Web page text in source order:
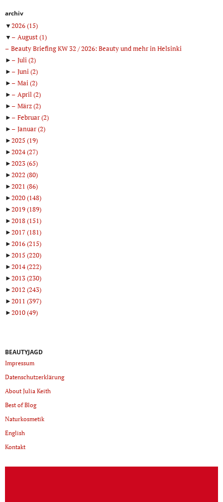
archiv
▼2026(15)
▼
August(1)
Beauty Briefing KW 32 / 2026: Beauty und mehr in Helsinki
►
Juli(2)
►
Juni(2)
►
Mai(2)
►
April(2)
►
März(2)
►
Februar(2)
►
Januar(2)
►2025 (19)
►2024(27)
►2023(65)
►2022 (80)
►2021 (86)
►2020(148)
►2019(189)
►2018(151)
►2017(181)
►2016(215)
►2015 (220)
►2014(222)
►2013(230)
►2012 (243)
►2011 (397)
►2010(49)
BEAUTYJAGD
Impressum
Datenschutzerklärung
About Julia Keith
Best of Blog
Naturkosmetik
English
Kontakt